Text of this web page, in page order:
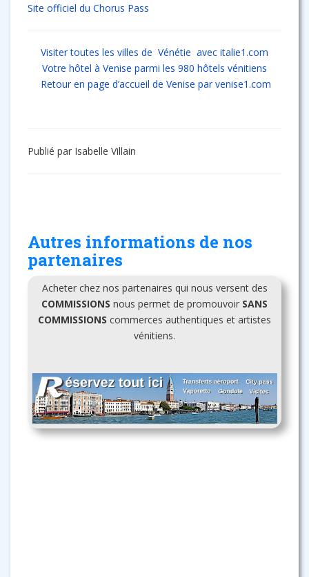
Site officiel du Chorus Pass
Visiter toutes les villes de Vénétie avec italie1.com
Votre hôtel à Venise parmi les 980 hôtels vénitiens
Retour en page d’accueil de Venise par venise1.com
Publié par Isabelle Villain
Autres informations de nos
partenaires
Acheter chez nos partenaires qui nous versent des
COMMISSIONS nous permet de promouvoir SANS
COMMISSIONS commerces authentiques et artistes
vénitiens.